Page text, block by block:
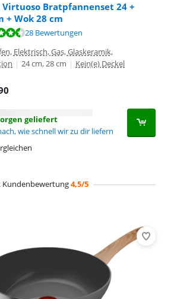
Virtuoso Bratpfannenset 24 +
+ Wok 28 cm
28 Bewertungen
Elektrisch, Gas, Glaskeramik,
| 24 cm, 28 cm | Kein(e) Deckel
geliefert
wie schnell wir zu dir liefern
4,5/5